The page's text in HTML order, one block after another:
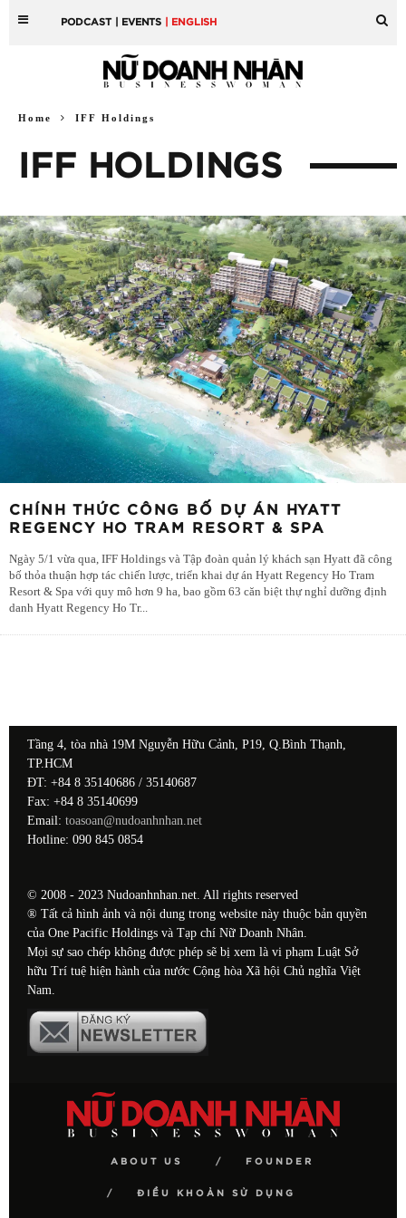
PODCAST | EVENTS | ENGLISH
Home IFF Holdings
IFF HOLDINGS
CHÍNH THỨC CÔNG BỐ DỰ ÁN HYATT
REGENCY HO TRAM RESORT & SPA
Ngày 5/1 vừa qua, IFF Holdings và Tập đoàn quản lý khách sạn Hyatt đã công
bố thỏa thuận hợp tác chiến lược, triển khai dự án Hyatt Regency Ho Tram
Resort & Spa với quy mô hơn 9 ha, bao gồm 63 căn biệt thự nghỉ dưỡng định
danh Hyatt Regency Ho Tr...
Tầng 4, tòa nhà 19M Nguyễn Hữu Cảnh, P19, Q.Bình Thạnh,
TP.HCM
ĐT: +84 8 35140686 / 35140687
Fax: +84 8 35140699
Email: toasoan@nudoanhnhan.net
Hotline: 090 845 0854
© 2008 - 2023 Nudoanhnhan.net. All rights reserved
® Tất cả hình ảnh và nội dung trong website này thuộc bản quyền
của One Pacific Holdings và Tạp chí Nữ Doanh Nhân.
Mọi sự sao chép không được phép sẽ bị xem là vi phạm Luật Sở
hữu Trí tuệ hiện hành của nước Cộng hòa Xã hội Chủ nghĩa Việt
Nam.
ABOUT US FOUNDER
ĐIỀU KHOẢN SỬ DỤNG